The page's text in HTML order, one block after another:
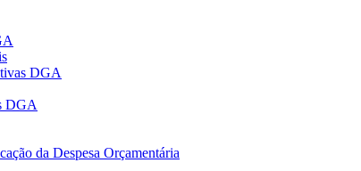
DGA
DGA
da Despesa Orçamentária